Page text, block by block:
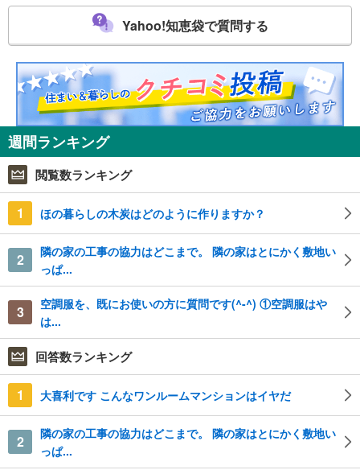
Yahoo!知恵袋で質問する
週間ランキング
閲覧数ランキング
1 ほの暮らしの木炭はどのように作りますか？
2
隣の家の工事の協力はどこまで。 隣の家はとにかく敷地い
っぱ...
3
空調服を、既にお使いの方に質問です(^-^) ①空調服はや
は...
回答数ランキング
1 大喜利です こんなワンルームマンションはイヤだ
2
隣の家の工事の協力はどこまで。 隣の家はとにかく敷地い
っぱ...